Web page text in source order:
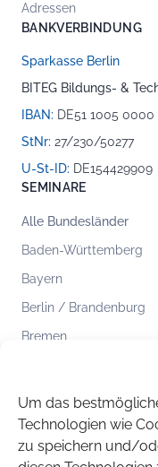
Um das
Technologien wie
zu speichern und/
Adressen
BANKVERBINDUNG
Sparkasse Berlin
BITEG Bildungs- &
IBAN: DE51 1005 0000
StNr: 27/230/50277
U-St-ID: DE154429909
SEMINARE
Alle Bundesländer
Baden-Württemberg
Bayern
Berlin / Brandenburg
Bremen
Mecklenburg-
Niedersachsen